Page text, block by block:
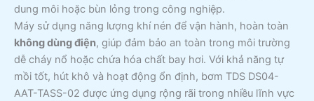
dung môi hoặc bùn lỏng trong công nghiệp.
Máy sử dụng năng lượng khí nén để vận hành, hoàn toàn
không dùng điện, giúp đảm bảo an toàn trong môi trường
dễ cháy nổ hoặc chứa hóa chất bay hơi. Với khả năng tự
mồi tốt, hút khô và hoạt động ổn định, bơm TDS DS04-
AAT-TASS-02 được ứng dụng rộng rãi trong nhiều lĩnh vực